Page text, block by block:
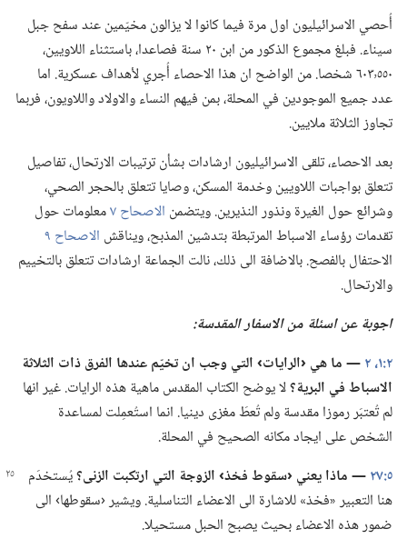
أُحصي الاسرائيليون اول مرة فيما كانوا لا يزالون مخيّمين عند سفح جبل
سيناء.‏ فبلغ مجموع الذكور من ابن ٢٠ سنة فصاعدا،‏ باستثناء اللاويين،‏
٦٠٣٬٥٥٠ شخصا.‏ من الواضح ان هذا الاحصاء أُجري لأهداف عسكرية.‏ اما
عدد جميع الموجودين في المحلة،‏ بمن فيهم النساء والاولاد واللاويون،‏ فربما
تجاوز الثلاثة ملايين.‏
بعد الاحصاء،‏ تلقى الاسرائيليون ارشادات بشأن ترتيبات الارتحال،‏ تفاصيل
تتعلق بواجبات اللاويين وخدمة المسكن،‏ وصايا تتعلق بالحجر الصحي،‏
وشرائع حول الغيرة ونذور النذيرين.‏ ويتضمن الاصحاح ٧ معلومات حول
تقدمات رؤساء الاسباط المرتبطة بتدشين المذبح،‏ ويناقش الاصحاح ٩
الاحتفال بالفصح.‏ بالاضافة الى ذلك،‏ نالت الجماعة ارشادات تتعلق بالتخييم
والارتحال.‏
اجوبة عن اسئلة من الاسفار المقدسة:‏
٢:‏١،‏ ٢
‏—‏ ما هي ‹الرايات› التي وجب ان تخيّم عندها الفرق ذات الثلاثة
الاسباطفي البرية؟‏لا يوضح الكتاب المقدس ماهية هذه الرايات.‏ غير انها
لم تُعتبَر رموزا مقدسة ولم تُعطَ مغزى دينيا.‏ انما استُعمِلت لمساعدة
الشخص على ايجاد مكانه الصحيح في المحلة.‏
٥:‏٢٧
‏—‏ ماذا يعني ‹سقوط فخذ› الزوجة التي ارتكبت الزنى؟‏يُستخدَم
هنا التعبير «فخذ» للاشارة الى الاعضاء التناسلية.‏ ويشير ‹سقوطها› الى
ضمور هذه الاعضاء بحيث يصبح الحبل مستحيلا.‏